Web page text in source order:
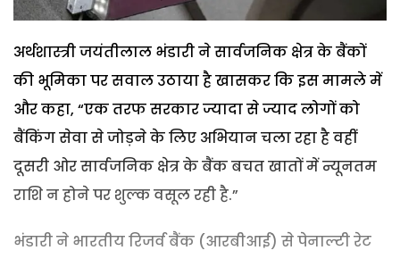
अर्थशास्त्री जयंतीलाल भंडारी ने सार्वजनिक क्षेत्र के बैंकों
की भूमिका पर सवाल उठाया है खासकर कि इस मामले में
और कहा, “एक तरफ सरकार ज्यादा से ज्याद लोगों को
बैंकिंग सेवा से जोड़ने के लिए अभियान चला रहा है वहीं
दूसरी ओर सार्वजनिक क्षेत्र के बैंक बचत खातों में न्यूनतम
राशि न होने पर शुल्क वसूल रही है.”
भंडारी ने भारतीय रिजर्व बैंक (आरबीआई) से पेनाल्टी रेट